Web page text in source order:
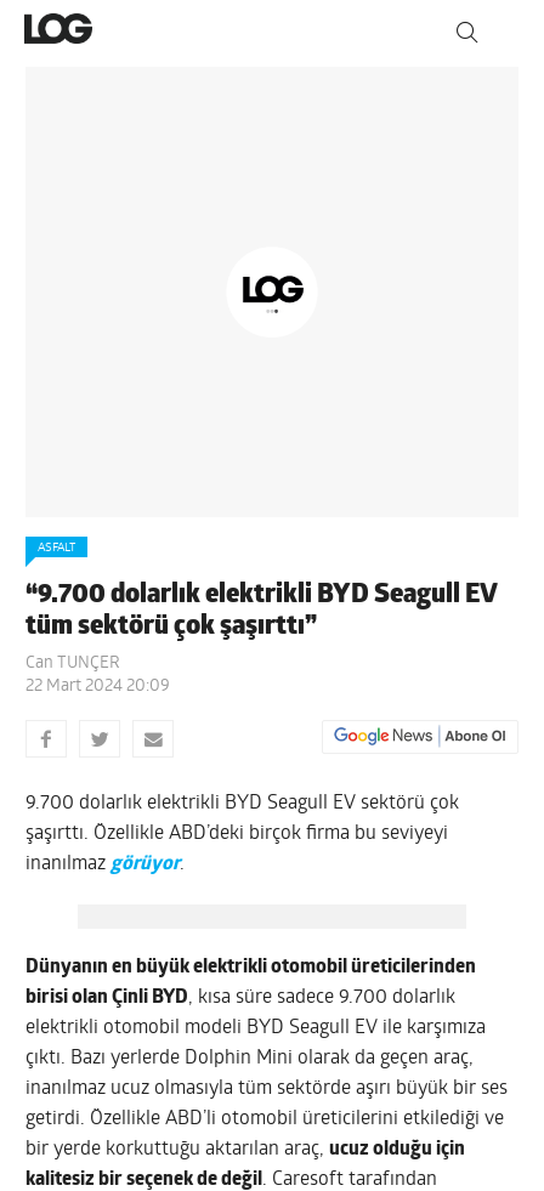
ASFALT
“9.700 dolarlık elektrikli BYD Seagull EV
tüm sektörü çok şaşırttı”
Can TUNÇER
22 Mart 2024 20:09
9.700 dolarlık elektrikli BYD Seagull EV sektörü çok
şaşırttı. Özellikle ABD’deki birçok firma bu seviyeyi
inanılmaz görüyor.
Dünyanın en büyük elektrikli otomobil üreticilerinden
birisi olan Çinli BYD, kısa süre sadece 9.700 dolarlık
elektrikli otomobil modeli BYD Seagull EV ile karşımıza
çıktı. Bazı yerlerde Dolphin Mini olarak da geçen araç,
inanılmaz ucuz olmasıyla tüm sektörde aşırı büyük bir ses
getirdi. Özellikle ABD’li otomobil üreticilerini etkilediği ve
bir yerde korkuttuğu aktarılan araç,ucuz olduğu için
kalitesiz bir seçenek de değil . Caresoft tarafından